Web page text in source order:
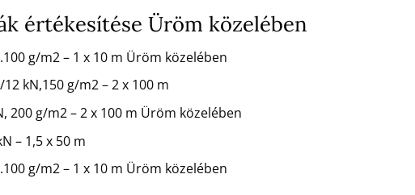
értékesítése Üröm közelében
g/m2 – 1 x 10 m Üröm közelében
kN,150 g/m2 – 2 x 100 m
200 g/m2 – 2 x 100 m Üröm közelében
– 1,5 x 50 m
g/m2 – 1 x 10 m Üröm közelében